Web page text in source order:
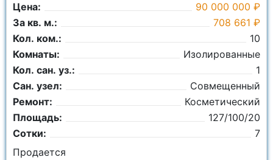
Цена:
90 000 000 ₽
За кв. м.:
708 661 ₽
Кол. ком.:
10
Комнаты:
Изолированные
Кол. сан. уз.:
1
Сан. узел:
Совмещенный
Ремонт:
Косметический
Площадь:
127/100/20
Сотки:
7
Продается